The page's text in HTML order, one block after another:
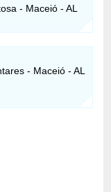
- Maceió - AL
- Maceió - AL